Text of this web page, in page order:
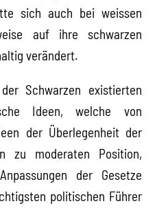
sich auch bei weissen
auf ihre schwarzen
verändert.
Schwarzen existierten
Ideen, welche von
der Überlegenheit der
zu moderaten Position,
der Gesetze
politischen Führer